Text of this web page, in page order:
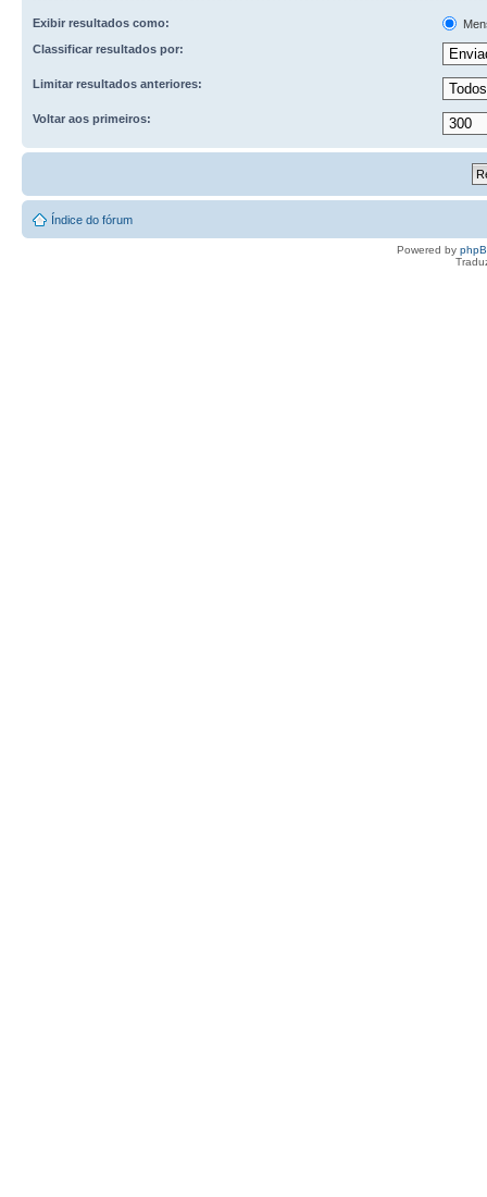
Exibir resultados como:
Classificar resultados por:
Limitar resultados anteriores:
Voltar aos primeiros:
Índice do fórum
Powered by